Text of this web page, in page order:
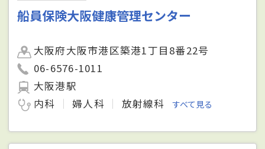
船員保険大阪健康管理センター
大阪府大阪市港区築港1丁目8番22号
06-6576-1011
大阪港駅
内科
婦人科 放射線科 すべて見る